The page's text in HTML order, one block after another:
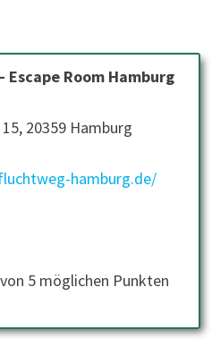
Room Hamburg
20359 Hamburg
hamburg.de/
5 möglichen Punkten